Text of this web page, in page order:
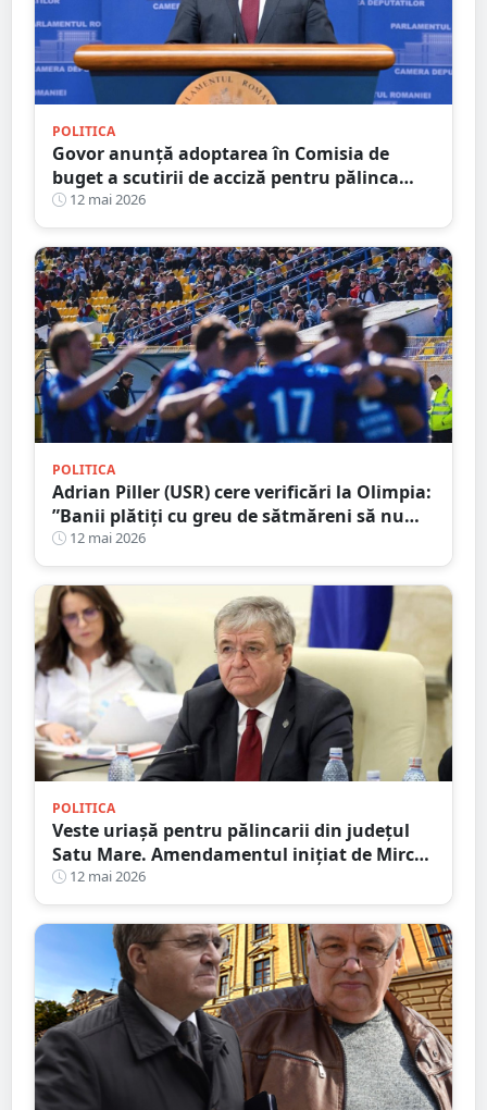
POLITICA
Govor anunță adoptarea în Comisia de
buget a scutirii de acciză pentru pălinca
făcută acasă: ”Protejăm tradițiile
românești”
12 mai 2026
POLITICA
Adrian Piller (USR) cere verificări la Olimpia:
”Banii plătiți cu greu de sătmăreni să nu
mai fie aruncați pe apa sâmbetei”
12 mai 2026
POLITICA
Veste uriașă pentru pălincarii din județul
Satu Mare. Amendamentul inițiat de Mircea
Govor trece de primul test
12 mai 2026